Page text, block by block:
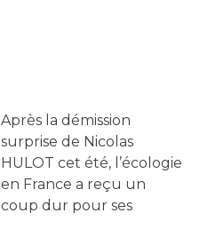
Après la démission
surprise de Nicolas
HULOT cet été, l’écologie
en France a reçu un
coup dur pour ses